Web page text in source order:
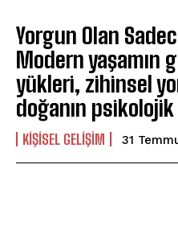
Yorgun Olan
Modern yaşamın
yükleri, zihinsel
doğanın
KIŞISEL GELIŞIM 31